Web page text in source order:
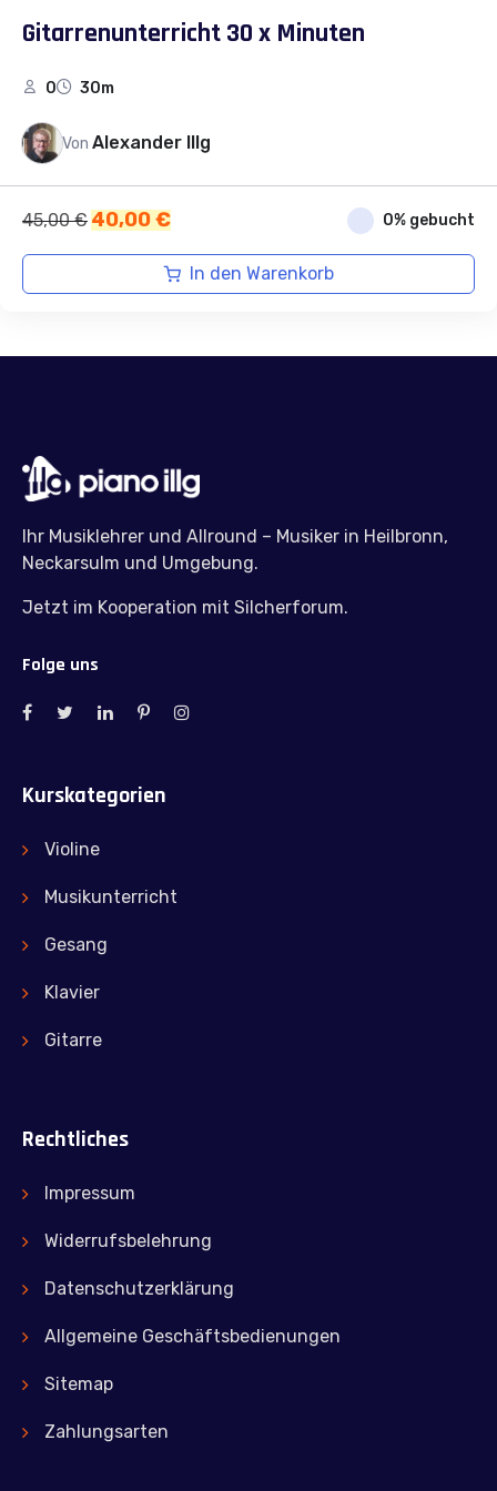
Gitarrenunterricht 30 x Minuten
0 30m
Von Alexander Illg
45,00€Ursprünglicher
45,00 €
40,00€Aktueller
ist:
40,00 €.
0% gebucht
In den Warenkorb
Ihr Musiklehrer und Allround – Musiker in Heilbronn,
Neckarsulm und Umgebung.
Jetzt im Kooperation mit Silcherforum.
Folge uns
Kurskategorien
Violine
Musikunterricht
Gesang
Klavier
Gitarre
Rechtliches
Impressum
Widerrufsbelehrung
Datenschutzerklärung
Allgemeine Geschäftsbedienungen
Sitemap
Zahlungsarten